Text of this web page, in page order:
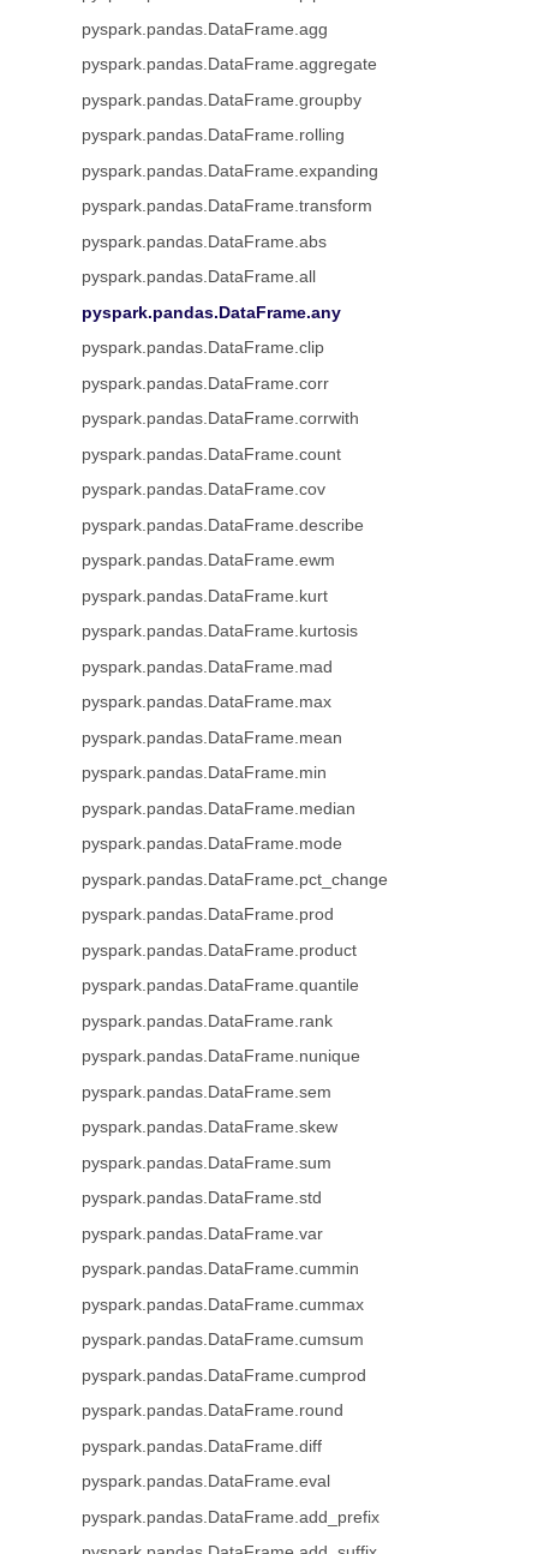
pyspark.pandas.DataFrame.agg
pyspark.pandas.DataFrame.aggregate
pyspark.pandas.DataFrame.groupby
pyspark.pandas.DataFrame.rolling
pyspark.pandas.DataFrame.expanding
pyspark.pandas.DataFrame.transform
pyspark.pandas.DataFrame.abs
pyspark.pandas.DataFrame.all
pyspark.pandas.DataFrame.any
pyspark.pandas.DataFrame.clip
pyspark.pandas.DataFrame.corr
pyspark.pandas.DataFrame.corrwith
pyspark.pandas.DataFrame.count
pyspark.pandas.DataFrame.cov
pyspark.pandas.DataFrame.describe
pyspark.pandas.DataFrame.ewm
pyspark.pandas.DataFrame.kurt
pyspark.pandas.DataFrame.kurtosis
pyspark.pandas.DataFrame.mad
pyspark.pandas.DataFrame.max
pyspark.pandas.DataFrame.mean
pyspark.pandas.DataFrame.min
pyspark.pandas.DataFrame.median
pyspark.pandas.DataFrame.mode
pyspark.pandas.DataFrame.pct_change
pyspark.pandas.DataFrame.prod
pyspark.pandas.DataFrame.product
pyspark.pandas.DataFrame.quantile
pyspark.pandas.DataFrame.rank
pyspark.pandas.DataFrame.nunique
pyspark.pandas.DataFrame.sem
pyspark.pandas.DataFrame.skew
pyspark.pandas.DataFrame.sum
pyspark.pandas.DataFrame.std
pyspark.pandas.DataFrame.var
pyspark.pandas.DataFrame.cummin
pyspark.pandas.DataFrame.cummax
pyspark.pandas.DataFrame.cumsum
pyspark.pandas.DataFrame.cumprod
pyspark.pandas.DataFrame.round
pyspark.pandas.DataFrame.diff
pyspark.pandas.DataFrame.eval
pyspark.pandas.DataFrame.add_prefix